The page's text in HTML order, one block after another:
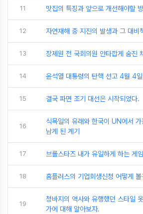
11 맛집의 특징과 앞으로 개선해야할
12 자연재해 중 지진의 발생과 그 대비
13 장제원 전 국회의원 안타깝게 숨진
14 윤석열 대통령의 탄핵 선고 4월 4
15 결국 파면 조기 대선은 시작되었다.
16
식목일의 유래와 한국이 UN에서
남게 된 계기
17 브롤스타즈 내가 유일하게 하는 게
18 홈플러스의 기업회생신청 어떻게
19
청바지의 역사와 유행했던 스타일
가에 대해 알아보자.